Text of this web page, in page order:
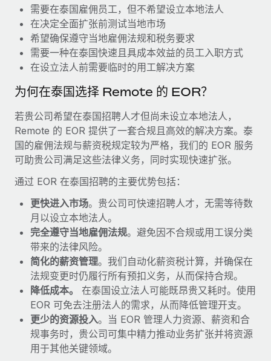
实体设立
快速建立合规实体
人员调配与搬迁
轻松搬迁员工
福利
轻松管理员工福利
As the global workforce continues to expand in response
to the demands of today’s labor market, the...
了解更多
What a Workday global payroll implementation
actually looks like
Most teams hear "payroll implementation" and picture a
six-month project with a dedicated team....
了解更多
需要在泰国雇佣员工，但不希望设立本地法人
在决定全面扩张前测试当地市场
希望确保遵守当地雇佣法规和税务要求
需要一种在泰国快速且具成本效益的员工入职方式
在设立法人前需要临时的用工解决方案
为何在泰国选择 Remote 的 EOR？
若贵公司希望在泰国招聘人才但尚未设立本地法人，
Remote 的 EOR 提供了一套合规且高效的解决方案。泰
国的雇佣法规与薪资税规定较为严格，我们的 EOR 服务
可助贵公司满足这些法律义务，同时实现快速扩张。
通过 EOR 在泰国招聘的主要优势包括：
更快进入市场。贵公司可快速招聘人才，无需等待数
月以设立本地法人。
完全遵守当地雇佣法规。避免因不合规或用工误分类
带来的法律风险。
简化的薪资管理。我们自动化薪资税计算，并确保在
法规变更时仍履行所有预扣义务，从而保持合规。
降低成本。
在泰国设立法人可能既昂贵又耗时。使用
EOR 可免去注册法人的需求，从而降低管理开支。
更少的资源投入。当 EOR 管理人力资源、薪资和合
规事务时，贵公司可集中精力推动业务扩张并将资源
用于其他关键领域。